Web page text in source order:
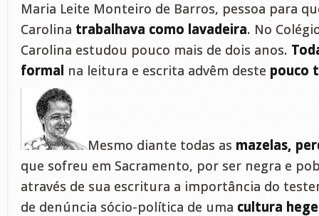
Maria Leite Monteiro de Barros, pessoa para
Carolina trabalhava como lavadeira. No
Carolina estudou pouco mais de dois anos.
formal na leitura e escrita advêm deste pouco
Mesmo diante todas as mazelas,
que sofreu em Sacramento, por ser negra e
através de sua escritura a importância do
de denúncia sócio-política de uma cultura